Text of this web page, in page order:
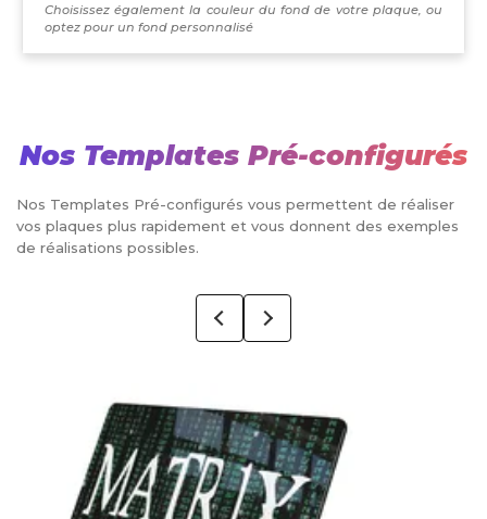
Choisissez également la couleur du fond de votre plaque, ou
optez pour un fond personnalisé
Nos Templates Pré-configurés
Nos Templates Pré-configurés vous permettent de réaliser
vos plaques plus rapidement et vous donnent des exemples
de réalisations possibles.